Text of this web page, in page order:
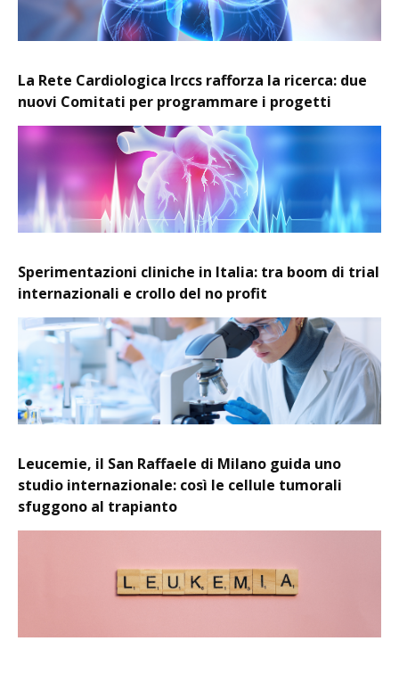
La Rete Cardiologica Irccs rafforza la ricerca: due
nuovi Comitati per programmare i progetti
Sperimentazioni cliniche in Italia: tra boom di trial
internazionali e crollo del no profit
Leucemie, il San Raffaele di Milano guida uno
studio internazionale: così le cellule tumorali
sfuggono al trapianto